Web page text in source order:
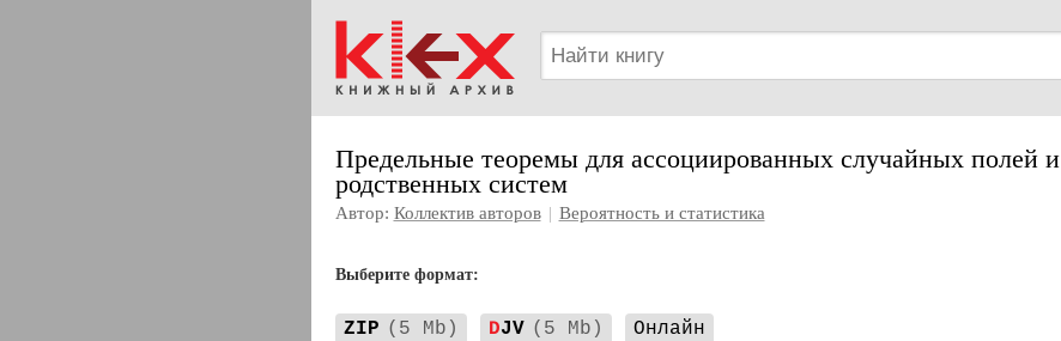
Предельные теоремы для ассоциированных случайных полей и
родственных систем
Автор: Коллектив авторов | Вероятность и статистика
Выберите формат:
ZIP (5 Mb) DJV (5 Mb) Онлайн